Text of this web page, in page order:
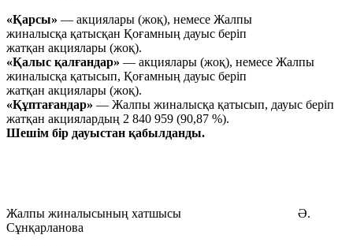
«Қарсы» — акциялары (жоқ), немесе Жалпы
жиналысқа қатысқан Қоғамның дауыс беріп
жатқан акциялары (жоқ).
«Қалыс қалғандар» — акциялары (жоқ), немесе Жалпы
жиналысқа қатысып, Қоғамның дауыс беріп
жатқан акциялары (жоқ).
«Құптағандар» — Жалпы жиналысқа қатысып, дауыс беріп
жатқан акциялардың 2 840 959 (90,87 %).
Шешім бір дауыстан қабылданды.
Жалпы жиналысының хатшысы Ә.
Сұнқарланова